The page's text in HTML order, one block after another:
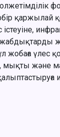
қаржылай
жобаға үлес
мықты және